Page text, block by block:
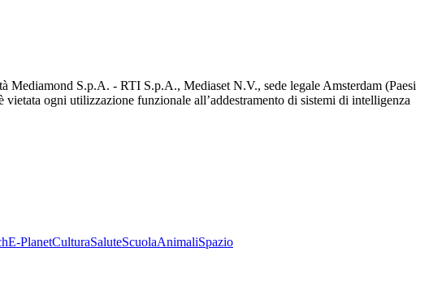
S.p.A. - RTI S.p.A., Mediaset N.V., sede legale Amsterdam (Paesi
ogni utilizzazione funzionale all’addestramento di sistemi di intelligenza
E-PlanetCulturaSaluteScuolaAnimaliSpazio